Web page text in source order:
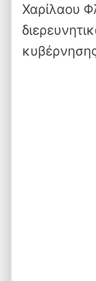
Χαρίλαου